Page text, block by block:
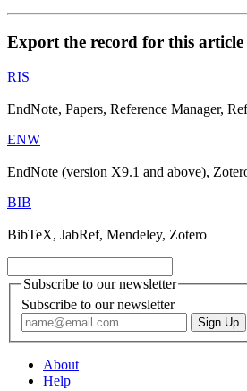
Export the record for this article
RIS
EndNote, Papers, Reference Manager,
ENW
EndNote (version X9.1 and above),
BIB
BibTeX, JabRef, Mendeley, Zotero
Subscribe to our newsletter
Subscribe to our newsletter
About
Help